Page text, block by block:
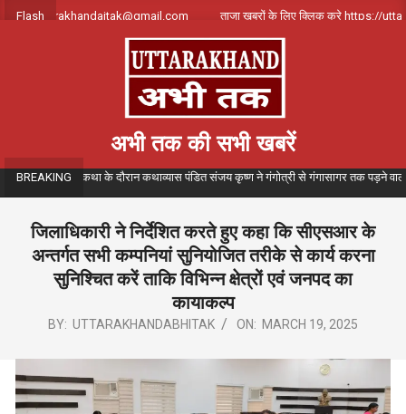
SkipFlash
uttarakhandajtak@gmail.com ताजा खबरों के लिए क्लिक करे https://
अभी तक की सभी खबरें
BREAKING
गंगा कथा के दौरान कथाव्यास पंडित संजय कृष्ण ने गंगोत्री से गंगासागर तक पड़ने वाले विभिन्न
जिलाधिकारी ने निर्देशित करते हुए कहा कि सीएसआर के
अन्तर्गत सभी कम्पनियां सुनियोजित तरीके से कार्य करना
सुनिश्चित करें ताकि विभिन्न क्षेत्रों एवं जनपद का
कायाकल्प
BY: UTTARAKHANDABHITAK ON: MARCH 19, 2025